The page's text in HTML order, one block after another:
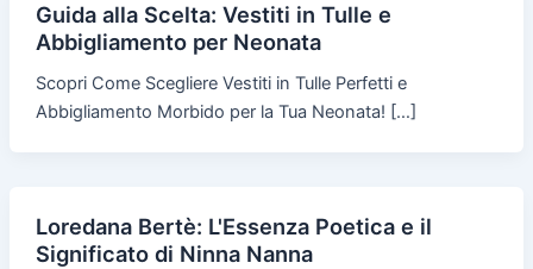
Guida alla Scelta: Vestiti in Tulle e
Abbigliamento per Neonata
Scopri Come Scegliere Vestiti in Tulle Perfetti e
Abbigliamento Morbido per la Tua Neonata! […]
Loredana Bertè: L'Essenza Poetica e il
Significato di Ninna Nanna